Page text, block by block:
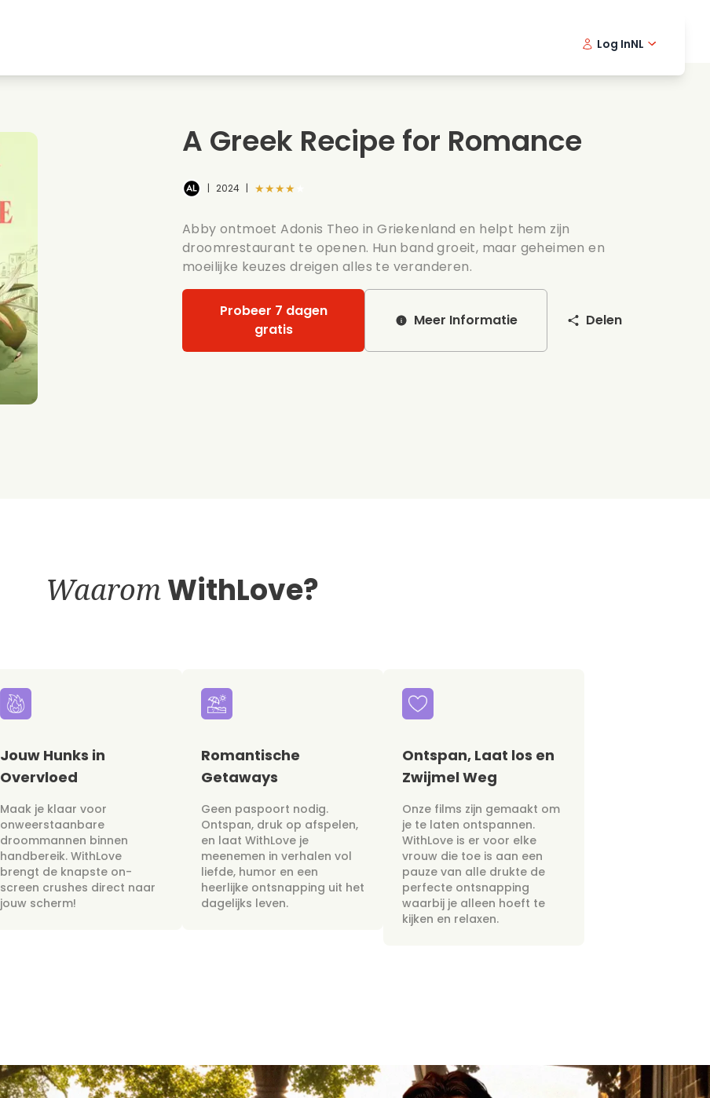
Zomerse films
Date films
Romantische series
Bruiloft
Log InNL
A Greek Recipe for Romance
| 2024 | ★★★★★
Abby ontmoet Adonis Theo in Griekenland en helpt hem zijn
droomrestaurant te openen. Hun band groeit, maar geheimen en
moeilijke keuzes dreigen alles te veranderen.
Probeer 7 dagen
gratis
Meer Informatie Delen
WaaromWithLove?
Jouw Hunks in
Overvloed
Maak je klaar voor
onweerstaanbare
droommannen binnen
handbereik. WithLove
brengt de knapste on-
screen crushes direct naar
jouw scherm!
Romantische
Getaways
Geen paspoort nodig.
Ontspan, druk op afspelen,
en laat WithLove je
meenemen in verhalen vol
liefde, humor en een
heerlijke ontsnapping uit het
dagelijks leven.
Ontspan, Laat los en
Zwijmel Weg
Onze films zijn gemaakt om
je te laten ontspannen.
WithLove is er voor elke
vrouw die toe is aan een
pauze van alle drukte de
perfecte ontsnapping
waarbij je alleen hoeft te
kijken en relaxen.